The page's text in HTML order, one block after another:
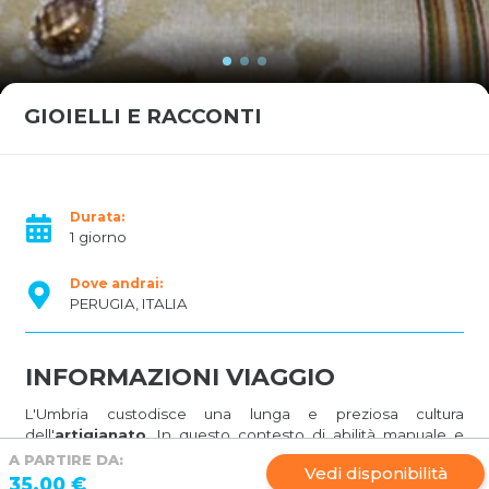
GIOIELLI E RACCONTI
Durata:
1 giorno
Dove andrai:
PERUGIA, ITALIA
INFORMAZIONI VIAGGIO
L'Umbria custodisce una lunga e preziosa cultura
dell'artigianato. In questo contesto di abilità manuale e
artistica si inserisce la storia personale delMaestro d'Arte
Maurizio Tini
, al quale questa sapienza artigiana è stata
A PARTIRE DA:
35.00 € Vedi disponibilità